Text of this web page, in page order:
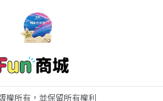
權所有，並保留所有權利